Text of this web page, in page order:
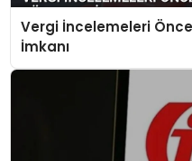
Vergi İncelemeleri
İmkanı